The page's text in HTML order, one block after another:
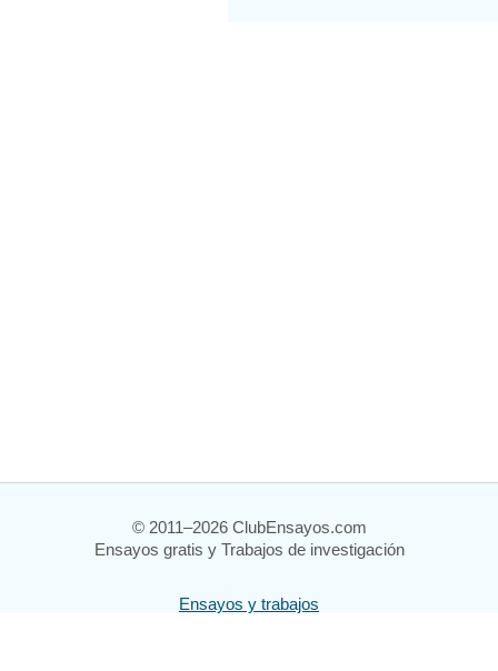
© 2011–2026 ClubEnsayos.com
Ensayos gratis y Trabajos de investigación
Ensayos y trabajos